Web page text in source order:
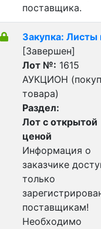
поставщика.
Закупка: Листы
[Завершен]
Лот №: 1615
АУКЦИОН
товара)
Раздел:
Лот с открытой
ценой
Информация о
заказчике
только
поставщикам!
Необходимо